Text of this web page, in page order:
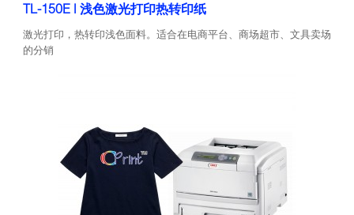
TL-150E | 浅色激光打印热转印纸
激光打印，热转印浅色面料。适合在电商平台、商场超市、文具卖场
的分销